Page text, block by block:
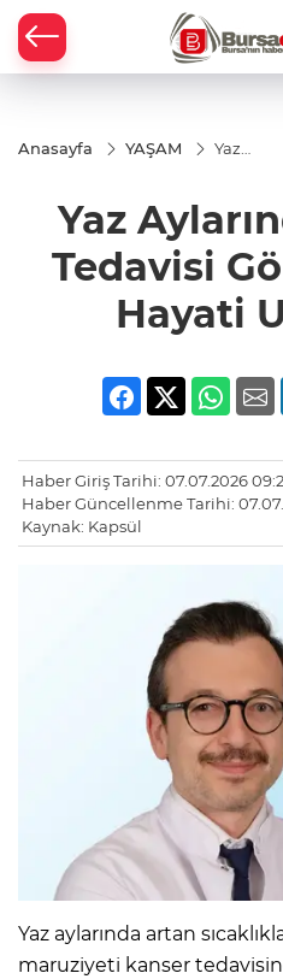
Anasayfa YAŞAM
Yaz
Görenler
Hayati
Uyarılar!
Yaz
Tedavisi
Hayati
Haber Giriş Tarihi: 07.07.2026
Haber Güncellenme Tarihi:
Kaynak: Kapsül
Yaz aylarında artan
maruziyeti kanser